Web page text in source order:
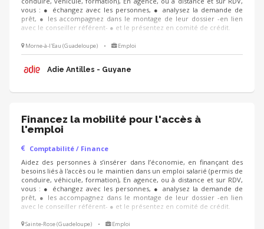
vous : ● échangez avec les personnes, ● analysez la demande de
prêt, ● les accompagnez dans le montage de leur dossier -en lien
avec le conseiller référent- ● et le présentez en comité de crédit.
Morne-à-l'Eau (Guadeloupe) • Emploi
Adie Antilles - Guyane
Financez la mobilité pour l'accès à
l'emploi
Comptabilité / Finance
Aidez des personnes à s’insérer dans l’économie, en finançant des
besoins liés à l'accès ou le maintien dans un emploi salarié (permis de
conduire, véhicule, formation), En agence, ou à distance et sur RDV,
vous : ● échangez avec les personnes, ● analysez la demande de
prêt, ● les accompagnez dans le montage de leur dossier -en lien
avec le conseiller référent- ● et le présentez en comité de crédit.
Sainte-Rose (Guadeloupe) • Emploi